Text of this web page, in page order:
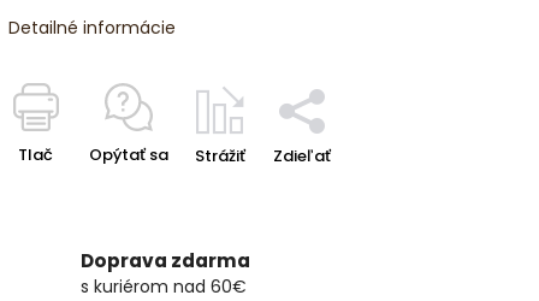
Detailné informácie
Tlač Opýtať sa Strážiť Zdieľať
Doprava zdarma
s kuriérom nad 60€